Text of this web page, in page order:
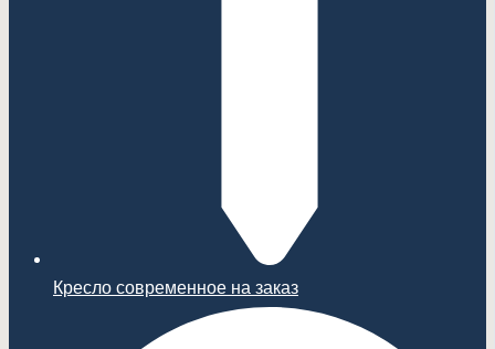
Кресло современное на заказ